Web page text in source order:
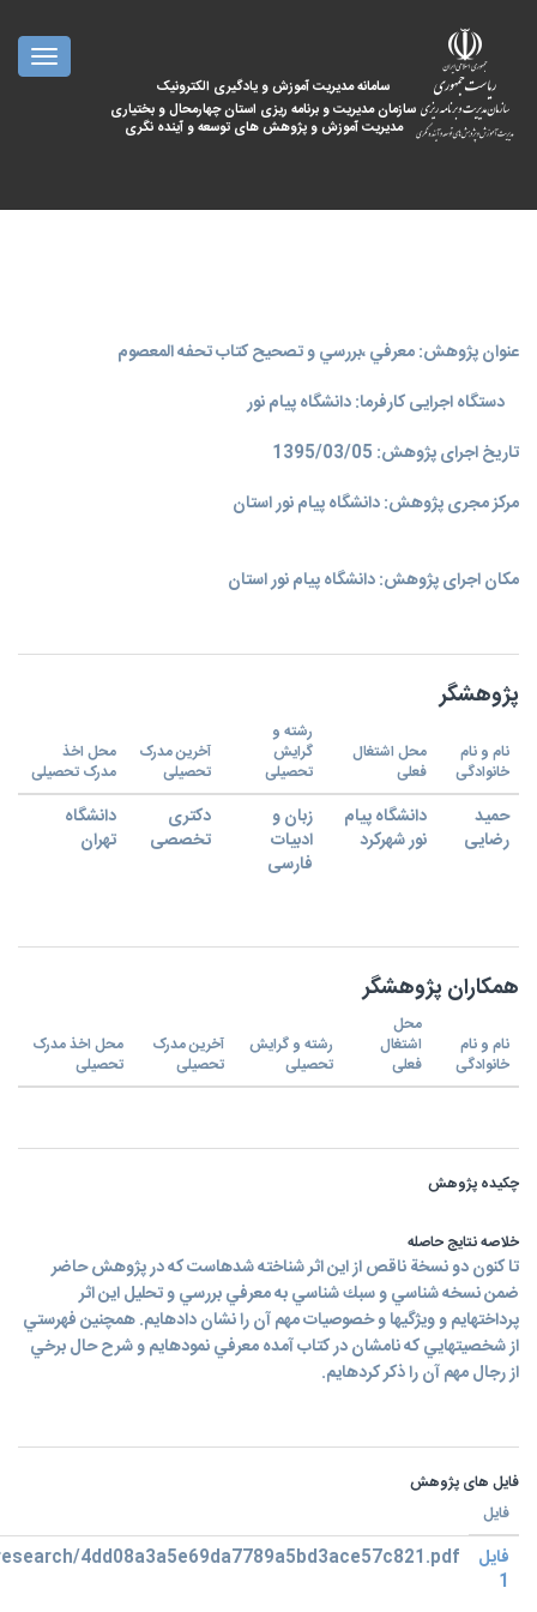
سامانه مدیریت آموزش و یادگیری الکترونیک
سازمان مدیریت و برنامه ریزی استان چهارمحال و بختیاری
مدیریت آموزش و پژوهش های توسعه و آینده نگری
عنوان پژوهش: معرفي ،بررسي و تصحيح كتاب تحفه المعصوم
دستگاه اجرایی کارفرما: دانشگاه پیام نور
تاریخ اجرای پژوهش: 1395/03/05
مرکز مجری پژوهش: دانشگاه پیام نور استان
مکان اجرای پژوهش: دانشگاه پیام نور استان
پژوهشگر
نام و نام
خانوادگی
محل اشتغال
فعلی
رشته و
گرایش
تحصیلی
آخرین مدرک
تحصیلی
محل اخذ
مدرک تحصیلی
حمید
رضایی
دانشگاه پیام
نور شهرکرد
زبان و
ادبیات
فارسی
دکتری
تخصصی
دانشگاه
تهران
همکاران پژوهشگر
نام و نام
خانوادگی
محل
اشتغال
فعلی
رشته و گرایش
تحصیلی
آخرین مدرک
تحصیلی
محل اخذ مدرک
تحصیلی
چکیده پژوهش
خلاصه نتایج حاصله
تا كنون دو نسخة ناقص از اين اثر شناخته شدهاست كه در پژوهش حاضر
ضمن نسخه شناسي و سبك شناسي به معرفي بررسي و تحليل اين اثر
پرداختهايم و ويژگيها و خصوصيات مهم آن را نشان دادهايم. همچنين فهرستي
از شخصيتهايي كه نامشان در كتاب آمده معرفي نمودهايم و شرح حال برخي
از رجال مهم آن را ذكر كردهايم.
فایل های پژوهش
فایل
فایل
1
4dd08a3a5e69da7789a5bd3ace57c821.pdf